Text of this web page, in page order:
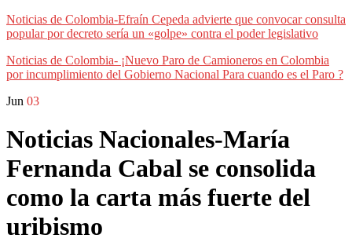
Noticias de Colombia-Efraín Cepeda advierte que convocar consulta
popular por decreto sería un «golpe» contra el poder legislativo
Noticias de Colombia- ¡Nuevo Paro de Camioneros en Colombia
por incumplimiento del Gobierno Nacional Para cuando es el Paro ?
Jun 03
Noticias Nacionales-María
Fernanda Cabal se consolida
como la carta más fuerte del
uribismo